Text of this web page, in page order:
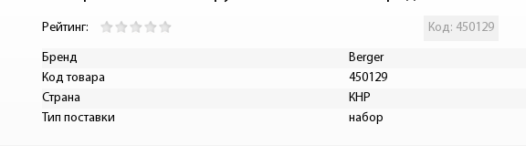
Рейтинг: Код: 450129
Бренд
Berger
Код товара
450129
Страна
КНР
Тип поставки
набор